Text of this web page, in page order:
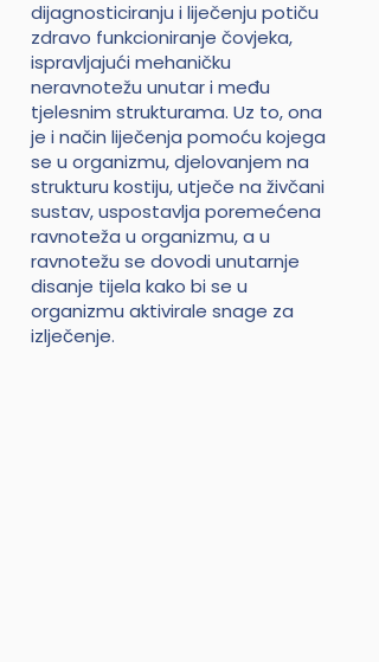
dijagnosticiranju i liječenju potiču
zdravo funkcioniranje čovjeka,
ispravljajući mehaničku
neravnotežu unutar i među
tjelesnim strukturama. Uz to, ona
je i način liječenja pomoću kojega
se u organizmu, djelovanjem na
strukturu kostiju, utječe na živčani
sustav, uspostavlja poremećena
ravnoteža u organizmu, a u
ravnotežu se dovodi unutarnje
disanje tijela kako bi se u
organizmu aktivirale snage za
izlječenje.